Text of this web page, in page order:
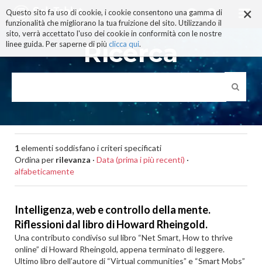
×
Questo sito fa uso di cookie, i cookie consentono una gamma di
funzionalità che migliorano la tua fruizione del sito. Utilizzando il
sito, verrà accettato l'uso dei cookie in conformità con le nostre
linee guida. Per saperne di più clicca qui.
ai
contenuti.
|
alla
navigazione
Ricerca
1elementi soddisfano i criteri specificati
Ordina per rilevanza · Data (prima i più recenti) ·
alfabeticamente
Intelligenza, web e controllo della mente.
Riflessioni dal libro di Howard Rheingold.
Una contributo condiviso sul libro “Net Smart, How to thrive
online” di Howard Rheingold, appena terminato di leggere.
Ultimo libro dell’autore di “Virtual communities” e “Smart Mobs”